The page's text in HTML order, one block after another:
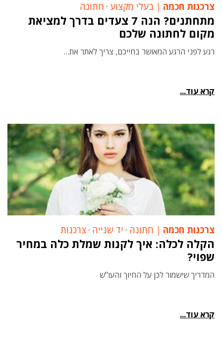
צרכנות חכמה בעלי מקצוע ‧ חתונה
מתחתנים? הנה 7 צעדים בדרך למציאת
מקום לחתונה שלכם
רגע לפני הרגע המאושר בחייכם, צריך לאתר את…
קרא עוד...
צרכנות חכמה חתונה ‧ יד שנייה ‧ צרכנות
הקלה לכלה: איך לקנות שמלת כלה במחיר
שפוי?
המדריך שישמור לכן על החיוך והעו"ש
קרא עוד...